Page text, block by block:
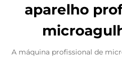
aparelho
A máquina profissional de